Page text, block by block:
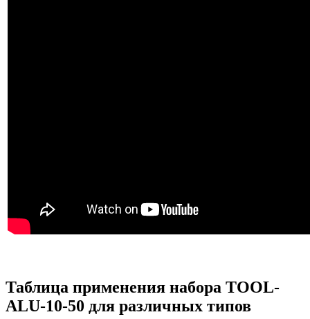
Таблица применения набора TOOL-
ALU-10-50 для различных типов